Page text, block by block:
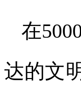
在
达的文